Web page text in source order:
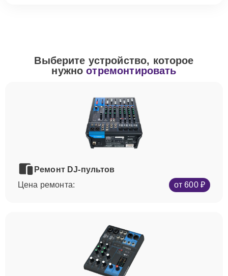
Выберите устройство, которое
нужноотремонтировать
Ремонт DJ-пультов
Цена ремонта:
от 600 ₽